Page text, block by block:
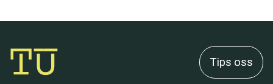
Tips oss